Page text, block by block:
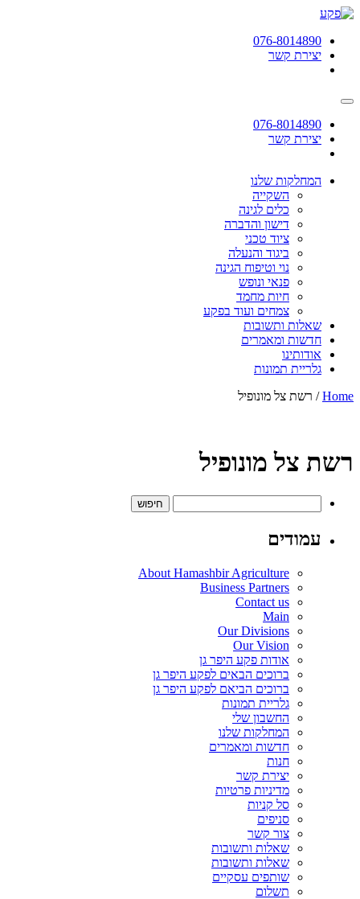
תחילתו
אינטרנט,
לחץ
כדי
לאזור
תוכן
מרכזי
076-8014890
יצירת קשר
076-8014890
יצירת קשר
המחלקות שלנו
השקייה
כלים לגינה
דישון והדברה
ציוד טכני
ביגוד והנעלה
נוי וטיפוח הגינה
פנאי ונופש
חיות מחמד
צמחים ועוד בפקע
שאלות ותשובות
חדשות ומאמרים
אודותינו
גלריית תמונות
Home/ רשת צל מונופיל
רשת צל מונופיל
עמודים
About Hamashbir Agriculture
Business Partners
Contact us
Main
Our Divisions
Our Vision
אודות פקע היפר גן
ברוכים הבאים לפקע היפר גן
ברוכים הביאם לפקע היפר גן
גלריית תמונות
החשבון שלי
המחלקות שלנו
חדשות ומאמרים
חנות
יצירת קשר
מדיניות פרטיות
סל קניות
סניפים
צור קשר
שאלות ותשובות
שאלות ותשובות
שותפים עסקיים
תשלום